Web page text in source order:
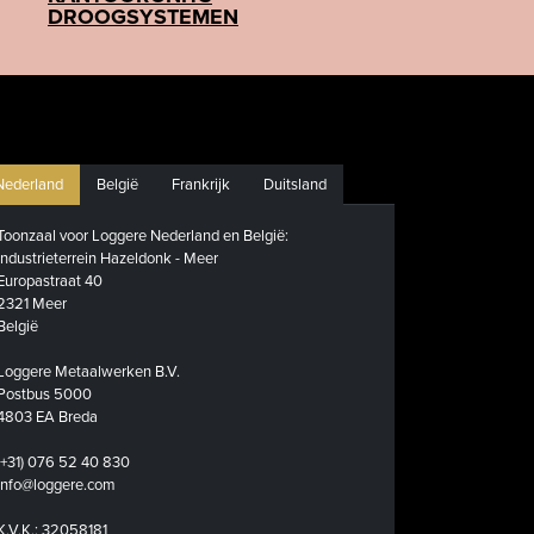
DROOGSYSTEMEN
België Frankrijk Duitsland
voor Loggere Nederland en België:
Hazeldonk - Meer
40
Meer
Metaalwerken B.V.
5000
EA Breda
076 52 40 830